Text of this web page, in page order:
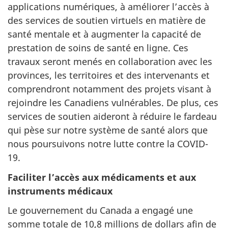
applications numériques, à améliorer l’accès à
des services de soutien virtuels en matière de
santé mentale et à augmenter la capacité de
prestation de soins de santé en ligne. Ces
travaux seront menés en collaboration avec les
provinces, les territoires et des intervenants et
comprendront notamment des projets visant à
rejoindre les Canadiens vulnérables. De plus, ces
services de soutien aideront à réduire le fardeau
qui pèse sur notre système de santé alors que
nous poursuivons notre lutte contre la COVID-
19.
Faciliter l’accès aux médicaments et aux
instruments médicaux
Le gouvernement du Canada a engagé une
somme totale de 10,8 millions de dollars afin de